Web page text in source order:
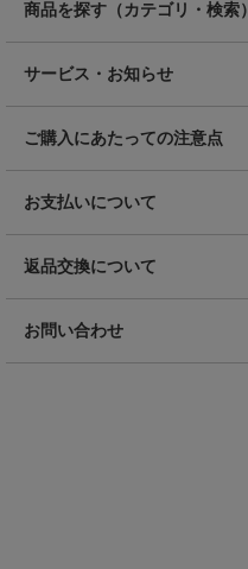
商品を探す（カテゴリ・検索）
サービス・お知らせ
ご購入にあたっての注意点
お支払いについて
返品交換について
お問い合わせ